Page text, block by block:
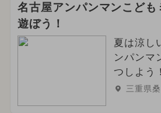
名古屋アンパンマンこど
遊ぼう！
夏は涼し
ンパンマ
つしよう！
三重県